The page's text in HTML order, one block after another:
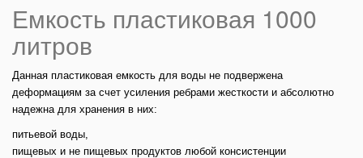
Емкость пластиковая 1000
литров
Данная пластиковая емкость для воды не подвержена
деформациям за счет усиления ребрами жесткости и абсолютно
надежна для хранения в них:
питьевой воды,
пищевых и не пищевых продуктов любой консистенции